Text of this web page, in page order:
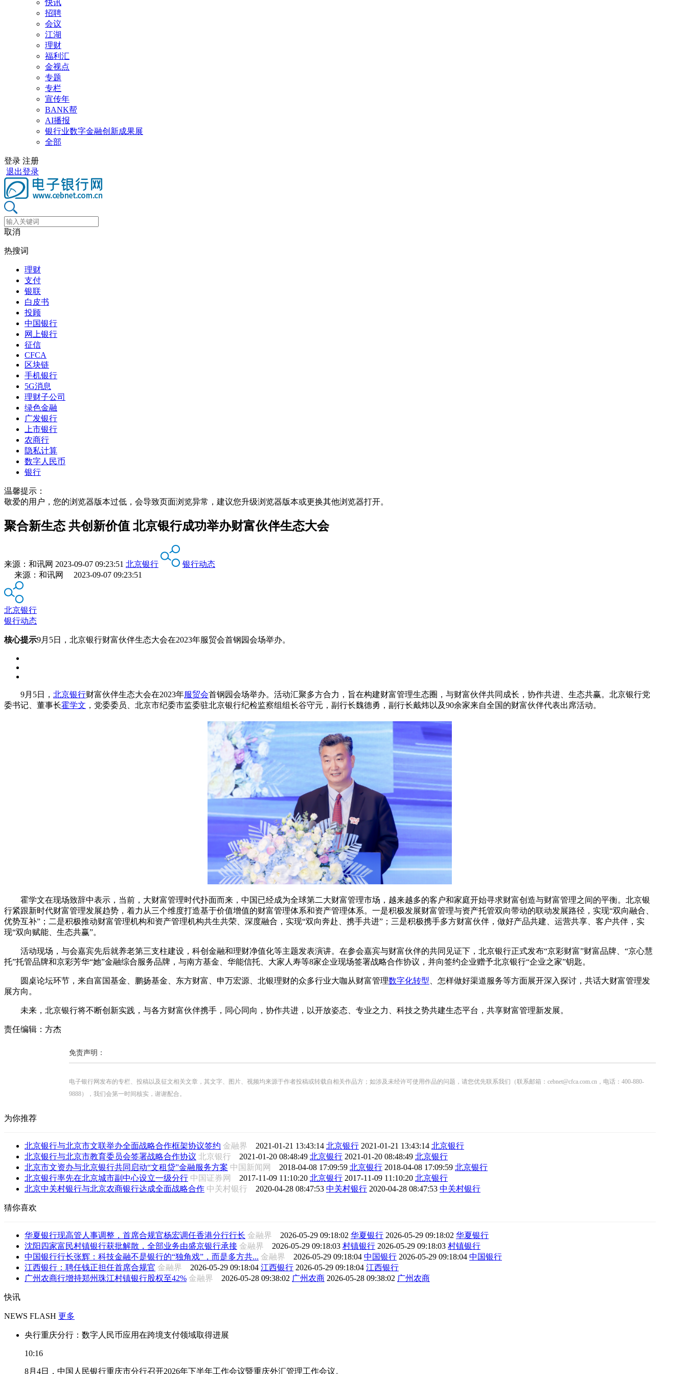
快讯
招聘
会议
江湖
理财
福利汇
金视点
专题
专栏
宣传年
BANK帮
AI播报
银行业数字金融创新成果展
全部
登录 注册
退出登录
取消
热搜词
理财
支付
银联
白皮书
投顾
中国银行
网上银行
征信
CFCA
区块链
手机银行
5G消息
理财子公司
绿色金融
广发银行
上市银行
农商行
隐私计算
数字人民币
银行
温馨提示：
敬爱的用户，您的浏览器版本过低，会导致页面浏览异常，建议您升级浏览器版本或更换其他浏览器打开。
聚合新生态 共创新价值 北京银行成功举办财富伙伴生态大会
来源： 和讯网 2023-09-07 09:23:51 北京银行
银行动态
来源：和讯网 2023-09-07 09:23:51
北京银行
银行动态
核心提示9月5日，北京银行财富伙伴生态大会在2023年服贸会首钢园会场举办。
9月5日， 北京银行财富伙伴生态大会在2023年服贸会首钢园会场举办。活动汇聚多方合力，旨在构建财富管理生态圈，与财富伙伴共同成长，协作共进、生态共赢。北京银行党
委书记、董事长霍学文 ，党委委员、北京市纪委市监委驻北京银行纪检监察组组长谷守元，副行长魏德勇，副行长戴炜以及90余家来自全国的财富伙伴代表出席活动。
霍学文在现场致辞中表示，当前，大财富管理时代扑面而来，中国已经成为全球第二大财富管理市场，越来越多的客户和家庭开始寻求财富创造与财富管理之间的平衡。北京银
行紧跟新时代财富管理发展趋势，着力从三个维度打造基于价值增值的财富管理体系和资产管理体系。一是积极发展财富管理与资产托管双向带动的联动发展路径，实现“双向融合、
优势互补”；二是积极推动财富管理机构和资产管理机构共生共荣、深度融合，实现“双向奔赴、携手共进”；三是积极携手多方财富伙伴，做好产品共建、运营共享、客户共伴，实
现“双向赋能、生态共赢”。
活动现场，与会嘉宾先后就养老第三支柱建设，科创金融和理财净值化等主题发表演讲。在参会嘉宾与财富伙伴的共同见证下，北京银行正式发布“京彩财富”财富品牌、“京心慧
托”托管品牌和京彩芳华“她”金融综合服务品牌，与南方基金、华能信托、大家人寿等8家企业现场签署战略合作协议，并向签约企业赠予北京银行“企业之家”钥匙。
圆桌论坛环节，来自富国基金、鹏扬基金、 东方财富 申万宏源 、北银理财的众多行业大咖从财富管理数字化转型 、怎样做好渠道服务等方面展开深入探讨，共话大财富管理发
展方向。
未来，北京银行将不断创新实践，与各方财富伙伴携手，同心同向，协作共进，以开放姿态、专业之力、科技之势共建生态平台，共享财富管理新发展。
责任编辑：方杰
免责声明：
电子银行网发布的专栏、投稿以及征文相关文章，其文字、图片、视频均来源于作者投稿或转载自相关作品方；如涉及未经许可使用作品的问题，请您优先联系我们（联系邮箱：cebnet@cfca.com.cn，电话：400-880-
9888），我们会第一时间核实，谢谢配合。
为你推荐
北京银行与北京市文联举办全面战略合作框架协议签约 金融界 2021-01-21 13:43:14 北京银行 2021-01-21 13:43:14 北京银行
北京银行与北京市教育委员会签署战略合作协议 北京银行 2021-01-20 08:48:49 北京银行 2021-01-20 08:48:49 北京银行
北京市文资办与北京银行共同启动“文租贷”金融服务方案 中国新闻网 2018-04-08 17:09:59 北京银行 2018-04-08 17:09:59 北京银行
北京银行率先在北京城市副中心设立一级分行 中国证券网 2017-11-09 11:10:20 北京银行 2017-11-09 11:10:20 北京银行
北京中关村银行与北京农商银行达成全面战略合作 中关村银行 2020-04-28 08:47:53 中关村银行 2020-04-28 08:47:53 中关村银行
猜你喜欢
华夏银行现高管人事调整，首席合规官杨宏调任香港分行行长 金融界 2026-05-29 09:18:02 华夏银行 2026-05-29 09:18:02 华夏银行
沈阳四家富民村镇银行获批解散，全部业务由盛京银行承接 金融界 2026-05-29 09:18:03 村镇银行 2026-05-29 09:18:03 村镇银行
中国银行行长张辉：科技金融不是银行的“独角戏”，而是多方共... 金融界 2026-05-29 09:18:04 中国银行 2026-05-29 09:18:04 中国银行
江西银行：聘任钱正担任首席合规官 金融界 2026-05-29 09:18:04 江西银行 2026-05-29 09:18:04 江西银行
广州农商行增持郑州珠江村镇银行股权至42% 金融界 2026-05-28 09:38:02 广州农商 2026-05-28 09:38:02 广州农商
快讯
NEWS FLASH 更多
央行重庆分行：数字人民币应用在跨境支付领域取得进展
10:16
8月4日，中国人民银行重庆市分行召开2026年下半年工作会议暨重庆外汇管理工作会议。